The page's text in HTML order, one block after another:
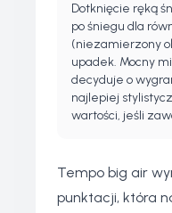
Dotknięcie ręką
po śniegu dla
(niezamierzony
upadek. Mocny
decyduje o
najlepiej
wartości, jeśli
Tempo big air
punktacji, która